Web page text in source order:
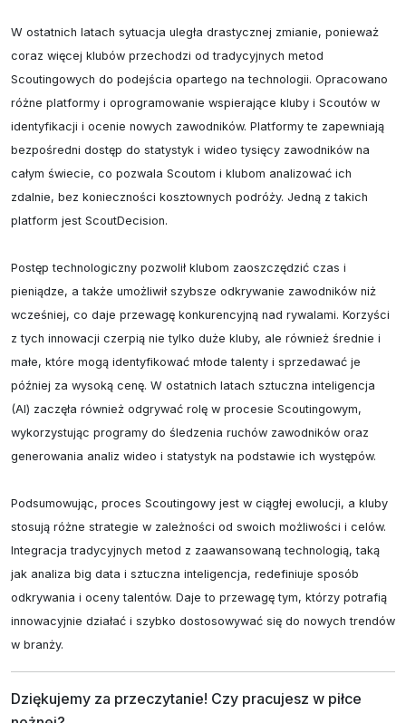
W ostatnich latach sytuacja uległa drastycznej zmianie, ponieważ
coraz więcej klubów przechodzi od tradycyjnych metod
Scoutingowych do podejścia opartego na technologii. Opracowano
różne platformy i oprogramowanie wspierające kluby i Scoutów w
identyfikacji i ocenie nowych zawodników. Platformy te zapewniają
bezpośredni dostęp do statystyk i wideo tysięcy zawodników na
całym świecie, co pozwala Scoutom i klubom analizować ich
zdalnie, bez konieczności kosztownych podróży. Jedną z takich
platform jest ScoutDecision.
Postęp technologiczny pozwolił klubom zaoszczędzić czas i
pieniądze, a także umożliwił szybsze odkrywanie zawodników niż
wcześniej, co daje przewagę konkurencyjną nad rywalami. Korzyści
z tych innowacji czerpią nie tylko duże kluby, ale również średnie i
małe, które mogą identyfikować młode talenty i sprzedawać je
później za wysoką cenę. W ostatnich latach sztuczna inteligencja
(AI) zaczęła również odgrywać rolę w procesie Scoutingowym,
wykorzystując programy do śledzenia ruchów zawodników oraz
generowania analiz wideo i statystyk na podstawie ich występów.
Podsumowując, proces Scoutingowy jest w ciągłej ewolucji, a kluby
stosują różne strategie w zależności od swoich możliwości i celów.
Integracja tradycyjnych metod z zaawansowaną technologią, taką
jak analiza big data i sztuczna inteligencja, redefiniuje sposób
odkrywania i oceny talentów. Daje to przewagę tym, którzy potrafią
innowacyjnie działać i szybko dostosowywać się do nowych trendów
w branży.
Dziękujemy za przeczytanie! Czy pracujesz w piłce